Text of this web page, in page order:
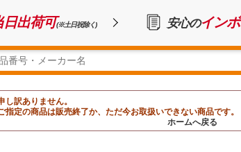
日出荷可(※土日祝除く) 安心のイン
し訳ありません。
指定の商品は販売終了か、ただ今お取扱いできない商品です。
ホームへ戻る